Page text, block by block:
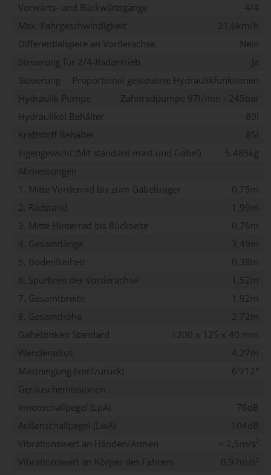
Vorwärts- und Rückwärtsgänge
4/4
Max. Fahrgeschwindigkeit
21,6km/h
Differentialspere an Vorderachse
Nein
Steuerung für 2/4-Radantrieb
Ja
Steuerung
Proportional gesteuerte Hydraulikfunktionen
Hydraulik Pumpe
Zahnradpumpe 97l/min - 245bar
Hydrauliköl Behälter
80l
Kraftstoff Behälter
85l
Eigengewicht (Mit standard mast und Gabel)
5.485kg
Abmessungen
1. Mitte Vorderrad bis zum Gabelträger
0,75m
2. Radstand
1,99m
3. Mitte Hinterrad bis Rückseite
0,76m
4. Gesamtlänge
3,49m
5. Bodenfreiheit
0,38m
6. Spurbreit der Vorderachse
1,52m
7. Gesamtbreite
1,92m
8. Gesamthöhe
2,72m
Gabelzinken Standard
1200 x 125 x 40 mm
Wenderadius
4,27m
Mastneigung (vor/zurück)
6°/12°
Geräuschemissionen
Innenschallpegel (LpA)
76dB
Außenschallpegel (LwA)
104dB
Vibrationswert an Händen/Armen
< 2,5m/s²
Vibrationswert an Körper des Fahrers
0,97m/s²